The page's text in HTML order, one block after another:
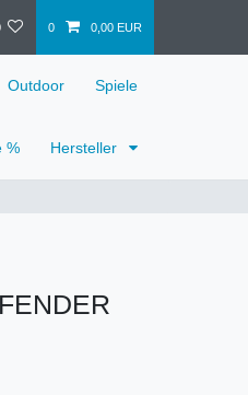
0 0,00 EUR
Outdoor Spiele
% Hersteller